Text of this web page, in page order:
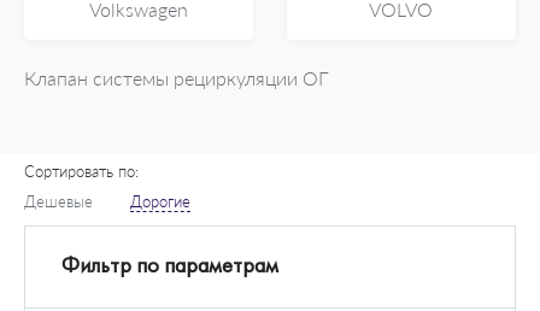
Volkswagen VOLVO
Клапан системы рециркуляции ОГ
Сортировать по:
Дешевые
Дорогие
Фильтр по параметрам